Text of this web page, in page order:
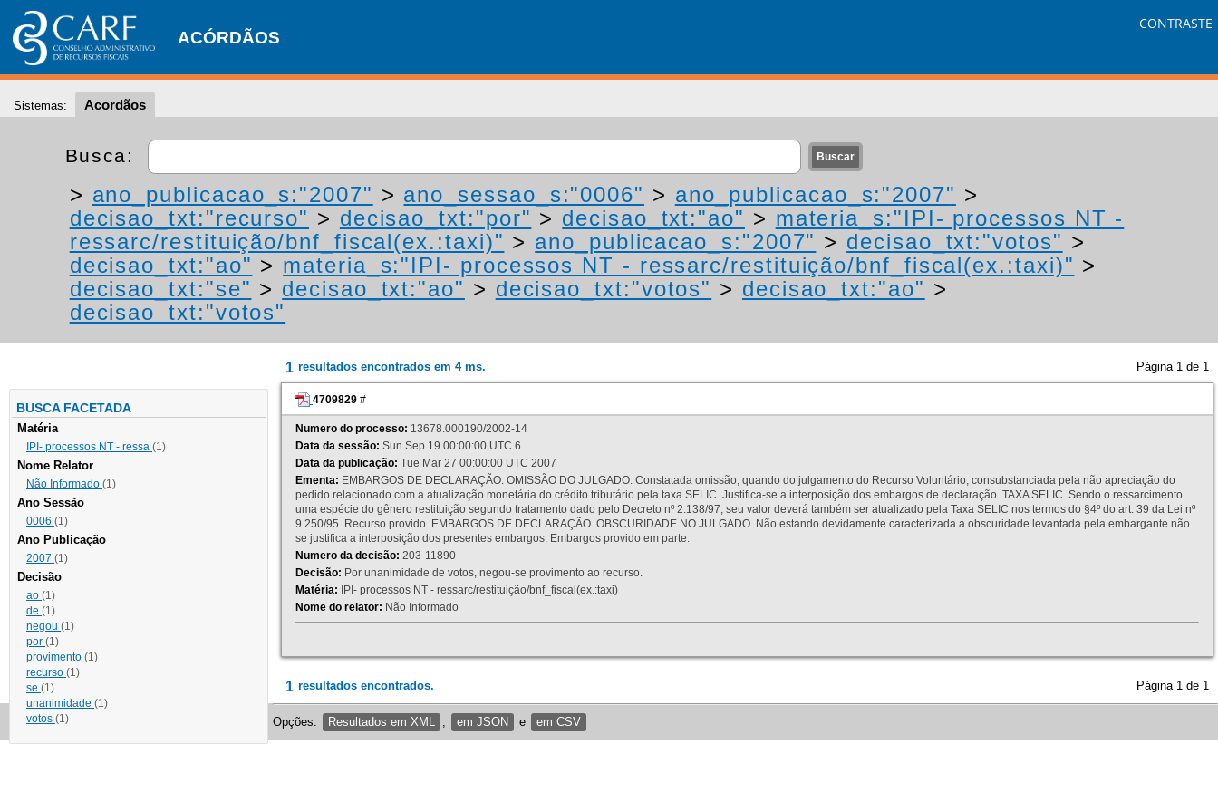
ACÓRDÃOS
CONTRASTE
Sistemas: Acordãos
Busca:
> ano_publicacao_s:"2007" > ano_sessao_s:"0006" > ano_publicacao_s:"2007" >
decisao_txt:"recurso" > decisao_txt:"por" > decisao_txt:"ao" > materia_s:"IPI- processos NT -
ressarc/restituição/bnf_fiscal(ex.:taxi)" > ano_publicacao_s:"2007" > decisao_txt:"votos" >
decisao_txt:"ao" > materia_s:"IPI- processos NT - ressarc/restituição/bnf_fiscal(ex.:taxi)" >
decisao_txt:"se" > decisao_txt:"ao" > decisao_txt:"votos" > decisao_txt:"ao" >
decisao_txt:"votos"
BUSCA FACETADA
Matéria
IPI- processos NT - ressa (1)
Nome Relator
Não Informado (1)
Ano Sessão
0006 (1)
Ano Publicação
2007 (1)
Decisão
ao (1)
de (1)
negou (1)
por (1)
provimento (1)
recurso (1)
se (1)
unanimidade (1)
votos (1)
1 resultados encontrados em 4 ms. Página 1 de 1
4709829 #
Numero do processo: 13678.000190/2002-14
Data da sessão: Sun Sep 19 00:00:00 UTC 6
Data da publicação: Tue Mar 27 00:00:00 UTC 2007
Ementa: EMBARGOS DE DECLARAÇÃO. OMISSÃO DO JULGADO. Constatada omissão, quando do julgamento do Recurso Voluntário, consubstanciada pela não apreciação do
pedido relacionado com a atualização monetária do crédito tributário pela taxa SELIC. Justifica-se a interposição dos embargos de declaração. TAXA SELIC. Sendo o ressarcimento
uma espécie do gênero restituição segundo tratamento dado pelo Decreto nº 2.138/97, seu valor deverá também ser atualizado pela Taxa SELIC nos termos do §4º do art. 39 da Lei nº
9.250/95. Recurso provido. EMBARGOS DE DECLARAÇÃO. OBSCURIDADE NO JULGADO. Não estando devidamente caracterizada a obscuridade levantada pela embargante não
se justifica a interposição dos presentes embargos. Embargos provido em parte.
Numero da decisão: 203-11890
Decisão: Por unanimidade de votos, negou-se provimento ao recurso.
Matéria: IPI- processos NT - ressarc/restituição/bnf_fiscal(ex.:taxi)
Nome do relator: Não Informado
1 resultados encontrados. Página 1 de 1
Opções: Resultados em XML em JSON e em CSV